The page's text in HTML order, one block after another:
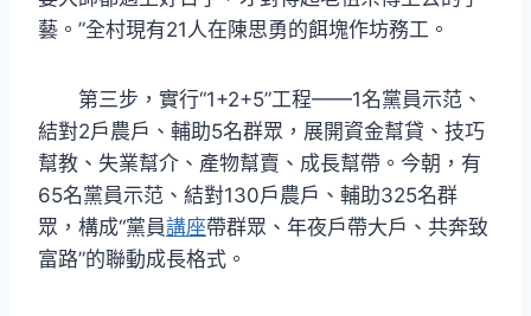
藝。”全村現有21人在陳思勇的餌塊作坊務工。
第三步，實行“1+2+5”工程——1名黨員示范、
結對2戶農戶、輔助5名群眾，展開資金幫貸、技巧
幫教、失業幫介、產物幫賣、成長幫帶。今朝，有
65名黨員示范、結對130戶農戶、輔助325名群
眾，構成“黨員講座帶群眾、年夜戶帶大戶、共奔致
富路”的聯動成長格式。